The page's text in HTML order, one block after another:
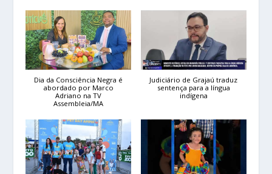
Dia da Consciência Negra é
abordado por Marco
Adriano na TV
Assembleia/MA
Judiciário de Grajaú traduz
sentença para a língua
indígena